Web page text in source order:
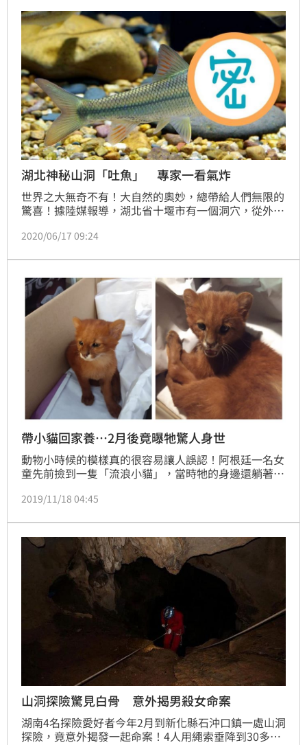
湖北神秘山洞「吐魚」 專家一看氣炸
世界之大無奇不有！大自然的奧妙，總帶給人們無限的
驚喜！據陸媒報導，湖北省十堰市有一個洞穴，從外觀
大約清明節前後，山洞就會不斷向外「吐魚」；這些魚
就有魚直接送上門，簡直是天上掉下來的禮物。（記者
唐家興）
2020/06/17 09:24
帶小貓回家養…2月後竟曝牠驚人身世
動物小時候的模樣真的很容易讓人誤認！阿根廷一名女
童先前撿到一隻「流浪小貓」，當時牠的身邊還躺著牠
是嘗試吸吮奶水，女童見狀不忍心把小貓留在野外，決
2019/11/18 04:45
山洞探險驚見白骨 意外揭男殺女命案
湖南4名探險愛好者今年2月到新化縣石沖口鎮一處山洞
探險，竟意外揭發一起命案！4人用繩索垂降到30多米